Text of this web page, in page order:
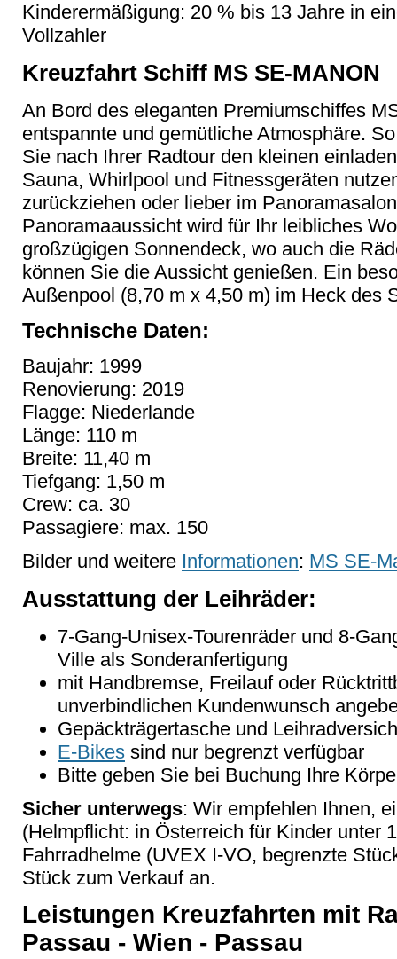
Kinderermäßigung: 20 % bis 13 Jahre in
Vollzahler
Kreuzfahrt Schiff MS SE-MANON
An Bord des eleganten Premiumschiffes
entspannte und gemütliche Atmosphäre.
Sie nach Ihrer Radtour den kleinen
Sauna, Whirlpool und Fitnessgeräten
zurückziehen oder lieber im
Panoramaaussicht wird für Ihr leibliches
großzügigen Sonnendeck, wo auch die
können Sie die Aussicht genießen. Ein
Außenpool (8,70 m x 4,50 m) im Heck des
Technische Daten:
Baujahr: 1999
Renovierung: 2019
Flagge: Niederlande
Länge: 110 m
Breite: 11,40 m
Tiefgang: 1,50 m
Crew: ca. 30
Passagiere: max. 150
Bilder und weitere Informationen: MS SE-
Ausstattung der Leihräder:
7-Gang-Unisex-Tourenräder und 8-
Ville als Sonderanfertigung
mit Handbremse, Freilauf oder
unverbindlichen Kundenwunsch
Gepäckträgertasche und
E-Bikes sind nur begrenzt verfügbar
Bitte geben Sie bei Buchung Ihre
Sicher unterwegs: Wir empfehlen Ihnen,
(Helmpflicht: in Österreich für Kinder unter
Fahrradhelme (UVEX I-VO, begrenzte
Stück zum Verkauf an.
Leistungen Kreuzfahrten mit
Passau - Wien - Passau